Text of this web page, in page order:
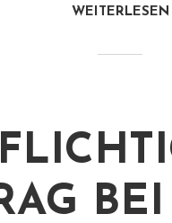
WEITERLESEN
BEI